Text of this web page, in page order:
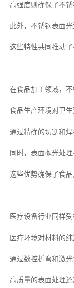
高强度则确保了不
此外，不锈钢表面
这些特性共同推动
在食品加工领域，不
食品生产环境对卫
通过精确的切割和
同时，表面抛光处
这些优势确保了食
医疗设备行业同样
医疗环境对材料的
通过数控折弯和激
高质量的表面处理